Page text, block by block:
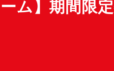
ーム】期間限